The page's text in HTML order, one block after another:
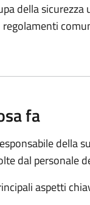
della
fa
della
dal personale
aspetti